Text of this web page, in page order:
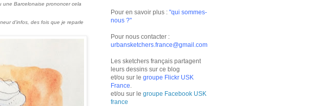
Barcelonaise prononcer cela
d'infos, des fois que je reparle
Pour en savoir plus : "qui sommes-
nous ?"
Pour nous contacter :
urbansketchers.france@gmail.com
Les sketchers français partagent
leurs dessins sur ce blog
et/ou sur le groupe Flickr USK
France
et/ou sur le groupe Facebook USK
france